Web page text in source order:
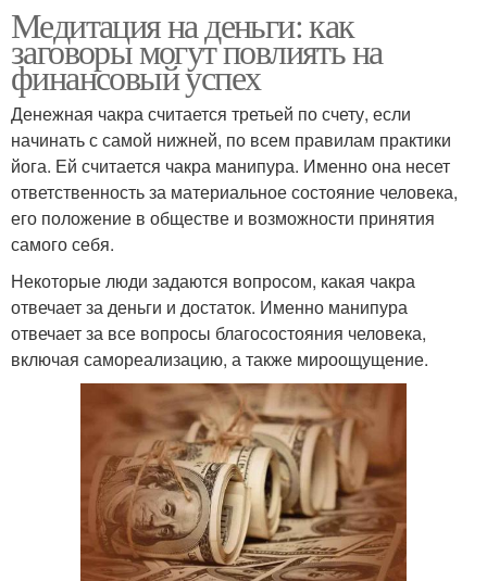
Медитация на деньги: как
заговоры могут повлиять на
финансовый успех
Денежная чакра считается третьей по счету, если
начинать с самой нижней, по всем правилам практики
йога. Ей считается чакра манипура. Именно она несет
ответственность за материальное состояние человека,
его положение в обществе и возможности принятия
самого себя.
Некоторые люди задаются вопросом, какая чакра
отвечает за деньги и достаток. Именно манипура
отвечает за все вопросы благосостояния человека,
включая самореализацию, а также мироощущение.